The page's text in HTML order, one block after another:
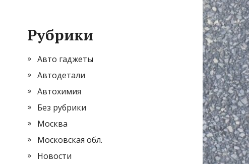
Рубрики
Авто гаджеты
Автодетали
Автохимия
Без рубрики
Москва
Московская обл.
Новости